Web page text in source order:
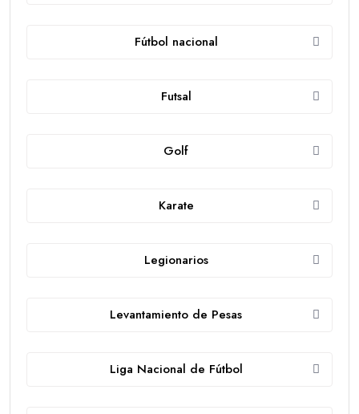
Fútbol nacional
Futsal
Golf
Karate
Legionarios
Levantamiento de Pesas
Liga Nacional de Fútbol